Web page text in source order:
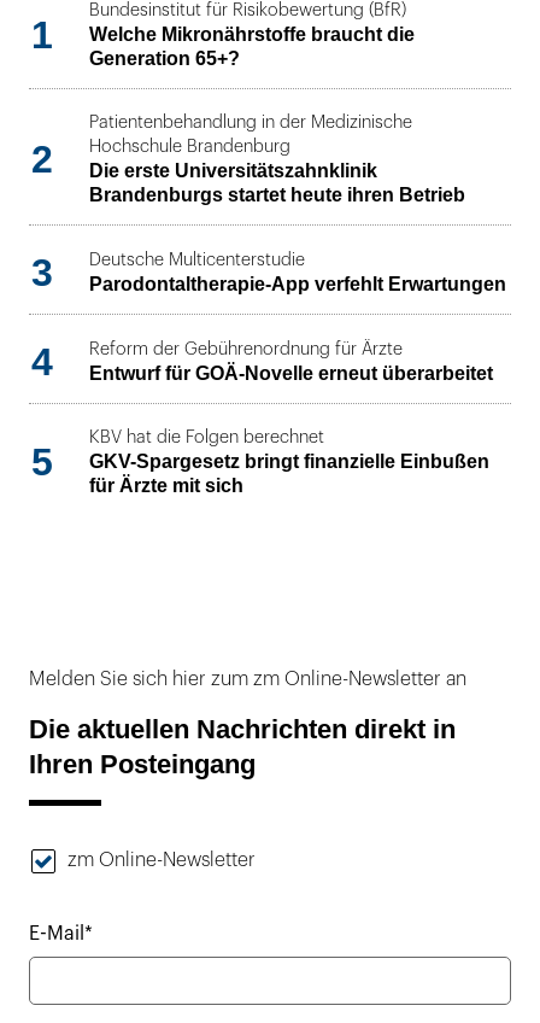
1
Bundesinstitut für Risikobewertung (BfR)
Welche Mikronährstoffe braucht die
Generation 65+?
2
Patientenbehandlung in der Medizinische
Hochschule Brandenburg
Die erste Universitätszahnklinik
Brandenburgs startet heute ihren Betrieb
3 Deutsche Multicenterstudie
Parodontaltherapie-App verfehlt Erwartungen
4 Reform der Gebührenordnung für Ärzte
Entwurf für GOÄ-Novelle erneut überarbeitet
5
KBV hat die Folgen berechnet
GKV-Spargesetz bringt finanzielle Einbußen
für Ärzte mit sich
Melden Sie sich hier zum zm Online-Newsletter an
Die aktuellen Nachrichten direkt in
Ihren Posteingang
zm Online-Newsletter
E-Mail*